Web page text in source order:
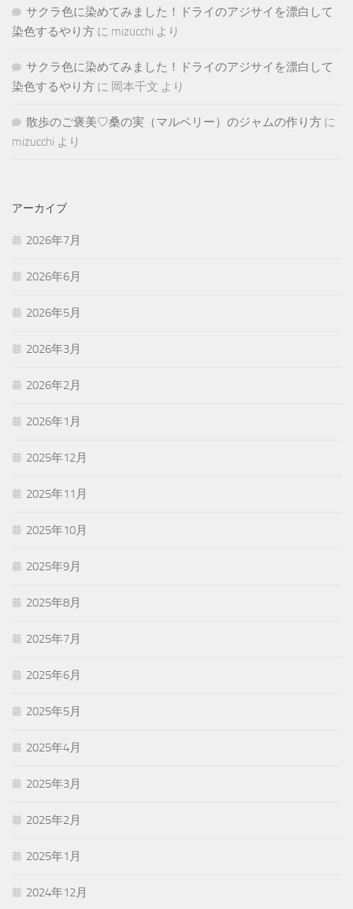
サクラ色に染めてみました！ドライのアジサイを漂白して
染色するやり方 に mizucchi より
サクラ色に染めてみました！ドライのアジサイを漂白して
染色するやり方 に 岡本千文 より
散歩のご褒美♡桑の実（マルベリー）のジャムの作り方 に
mizucchi より
アーカイブ
2026年7月
2026年6月
2026年5月
2026年3月
2026年2月
2026年1月
2025年12月
2025年11月
2025年10月
2025年9月
2025年8月
2025年7月
2025年6月
2025年5月
2025年4月
2025年3月
2025年2月
2025年1月
2024年12月